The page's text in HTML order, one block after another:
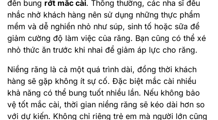
đến bung rớt mắc cài. Thông thường, các nha sĩ đều
nhắc nhở khách hàng nên sử dụng những thực phẩm
mềm và dễ nghiền nhỏ như súp, sinh tố hoặc sữa để
giảm cường độ làm việc của răng. Bạn cũng có thể xé
nhỏ thức ăn trước khi nhai để giảm áp lực cho răng.
Niềng răng là cả một quá trình dài, đồng thời khách
hàng sẽ gặp không ít sự cố. Đặc biệt mắc cài nhiều
khả năng có thể bung tuốt nhiều lần. Nếu không bảo
vệ tốt mắc cài, thời gian niềng răng sẽ kéo dài hơn so
với dự kiến. Không chỉ riêng trẻ em mà người lớn cũng